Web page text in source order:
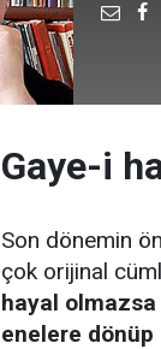
Gaye-i
Son dönemin
çok orijinal
hayal
enelere dönüp